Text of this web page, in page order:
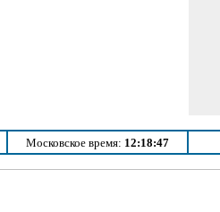
Московское время: 12:18:47